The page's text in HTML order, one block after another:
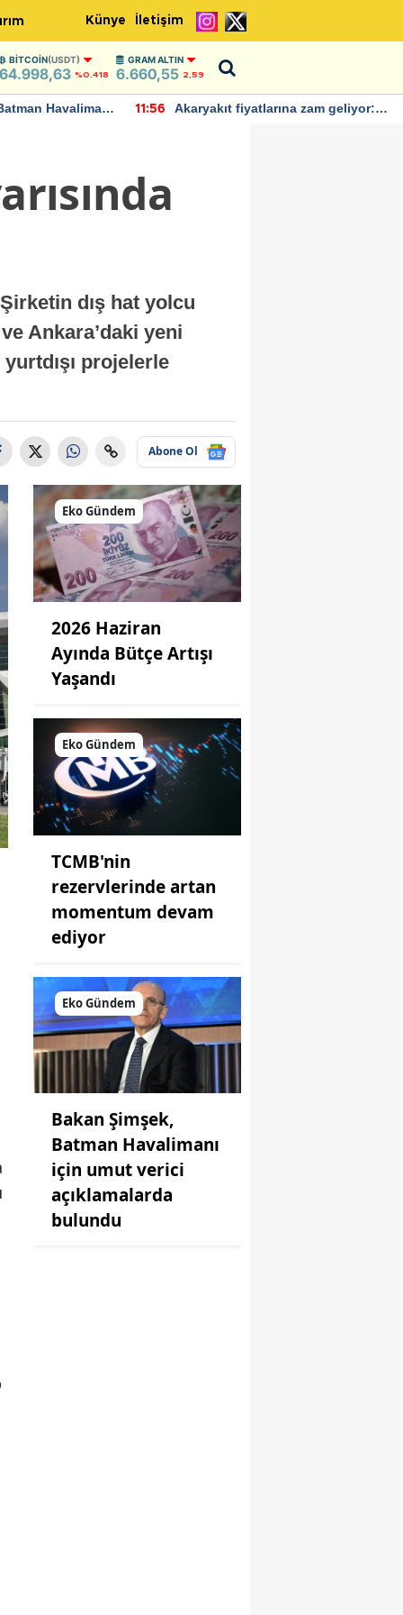
Künye İletişim
BITCOIN(USDT)
64.998,63 %0.418
GRAM ALTIN
6.660,55 2,59
Havalimanı
11:56
Akaryakıt fiyatlarına zam geliyor:
dış hat yolcu
Ankara’daki yeni
projelerle
Abone Ol
Eko Gündem
2026 Haziran
Ayında Bütçe Artışı
Yaşandı
Eko Gündem
TCMB'nin
rezervlerinde artan
momentum devam
ediyor
Eko Gündem
Bakan Şimşek,
Batman Havalimanı
için umut verici
açıklamalarda
bulundu